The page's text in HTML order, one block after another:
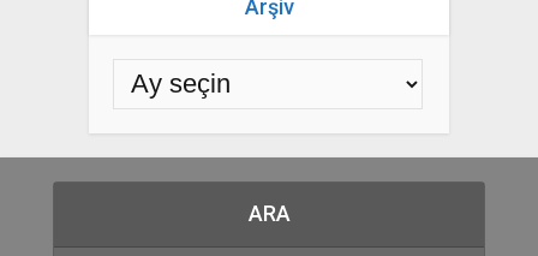
Arşiv
ARA